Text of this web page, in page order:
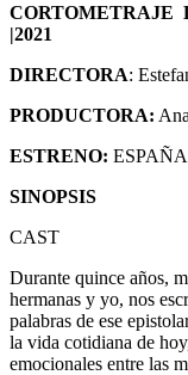
CORTOMETRAJE
|2021
DIRECTORA:
PRODUCTORA:
ESTRENO: ESPAÑA
SINOPSIS
CAST
Durante quince años,
hermanas y yo, nos
palabras de ese
la vida cotidiana de
emocionales entre las